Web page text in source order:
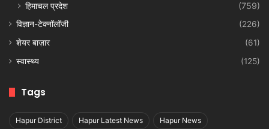
हिमाचल प्रदेश
(759)
विज्ञान-टेक्नॉलॉजी
(226)
शेयर बाज़ार
(61)
स्वास्थ्य
(125)
Tags
Hapur District Hapur Latest News Hapur News